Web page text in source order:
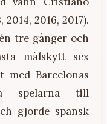
2016, 2017).
tre gånger och
målskytt sex
med Barcelonas
spelarna till
gjorde spansk